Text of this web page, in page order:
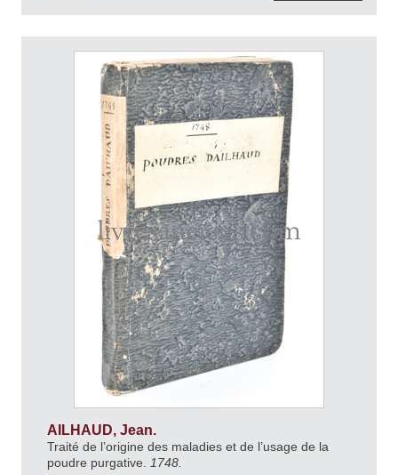
AILHAUD, Jean.
Traité de l’origine des maladies et de l’usage de la
poudre purgative.
1748.